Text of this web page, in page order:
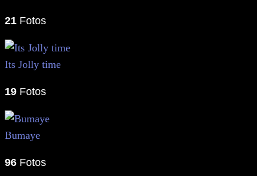
21 Fotos
Its Jolly time
19 Fotos
Bumaye
96 Fotos